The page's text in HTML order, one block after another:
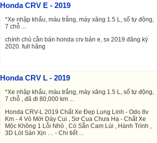
Honda CRV E - 2019
*Xe nhập khẩu, màu trắng, máy xăng 1.5 L, số tự động,
7 chỗ ...
chính chủ cần bán honda crv bản e, sx 2019 đăng ký
2020. full hãng
Honda CRV L - 2019
*Xe nhập khẩu, màu trắng, máy xăng 1.5 L, số tự động,
7 chỗ , đã đi 80,000 km ...
Honda CRV-L 2019 Chất Xe Đẹp Lung Linh - Odo 8v
Km - 4 Vỏ Mới Dày Cui , Sơ Cua Chưa Hạ - Chất Xe
Mộc Không 1 Lỗi Nhỏ , Có Sẵn Cam Lùi , Hành Trình ,
3D Lót Sàn Xịn … - Chi tiết ...